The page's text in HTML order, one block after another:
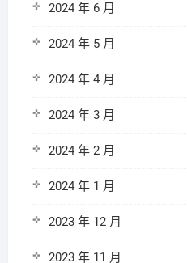
2024 年 6 月
2024 年 5 月
2024 年 4 月
2024 年 3 月
2024 年 2 月
2024 年 1 月
2023 年 12 月
2023 年 11 月